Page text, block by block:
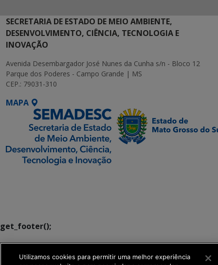
SECRETARIA DE ESTADO DE MEIO AMBIENTE,
DESENVOLVIMENTO, CIÊNCIA, TECNOLOGIA E
INOVAÇÃO
Avenida Desembargador José Nunes da Cunha s/n - Bloco 12
Parque dos Poderes - Campo Grande | MS
CEP.: 79031-310
MAPA
get_footer();
Utilizamos cookies para permitir uma melhor experiência